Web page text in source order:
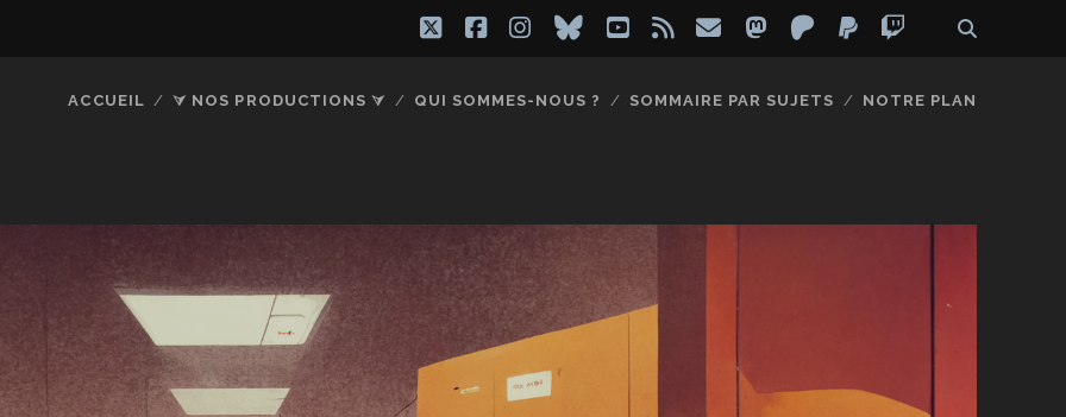
twitterfacebook
instagram
blueskyyoutube
rss emailmastodon
patreon
paypaltwitch
ACCUEIL ⮛ NOS PRODUCTIONS ⮛ QUI SOMMES-NOUS ? SOMMAIRE PAR SUJETS NOTRE PLAN